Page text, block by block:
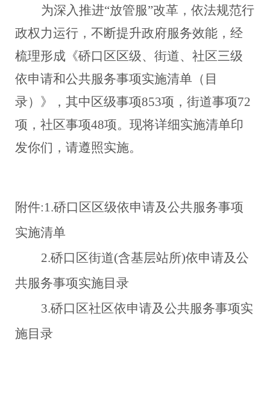
为深入推进“放管服”改革，依法规范行
政权力运行，不断提升政府服务效能，经
梳理形成《硚口区区级、街道、社区三级
依申请和公共服务事项实施清单（目
录）》，其中区级事项853项，街道事项72
项，社区事项48项。现将详细实施清单印
发你们，请遵照实施。
附件:1.硚口区区级依申请及公共服务事项
实施清单
2.硚口区街道(含基层站所)依申请及公
共服务事项实施目录
3.硚口区社区依申请及公共服务事项实
施目录